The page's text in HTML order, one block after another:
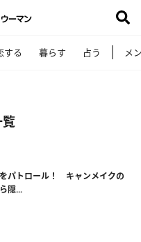
する 暮らす 占う メ
覧
パトロール！ キャンメイクの
隠...